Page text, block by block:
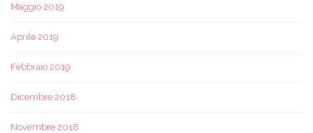
Maggio 2019
Aprile 2019
Febbraio 2019
Dicembre 2018
Novembre 2018